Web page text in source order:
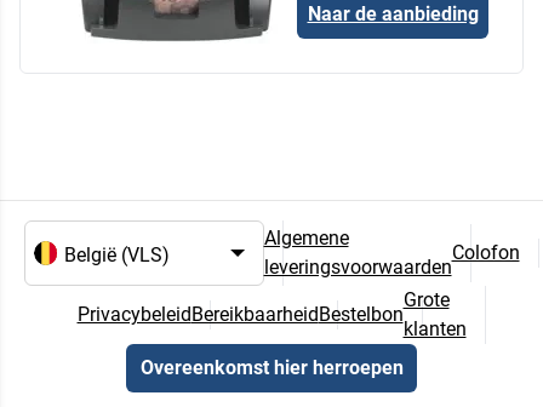
Naar de aanbieding
Algemene
leveringsvoorwaarden
Colofon
PrivacybeleidBereikbaarheidBestelbon
Grote
klanten
Overeenkomst hier herroepen